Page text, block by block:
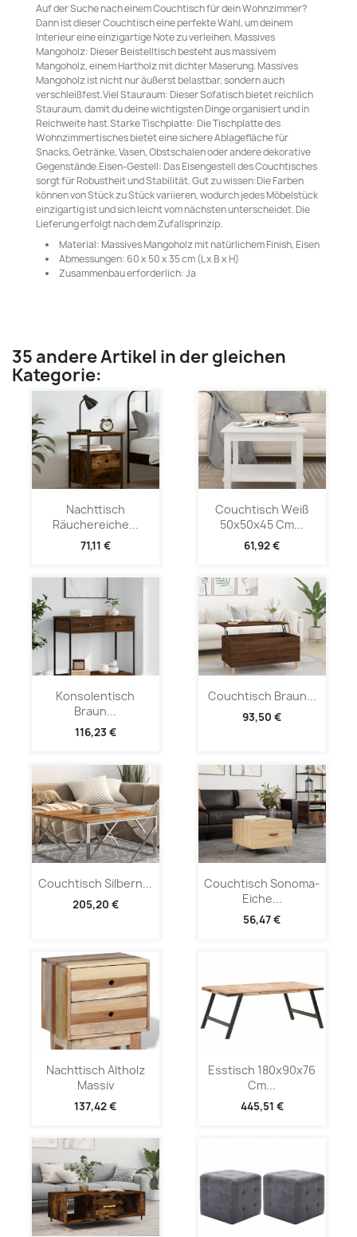
Auf der Suche nach einem Couchtisch für dein Wohnzimmer?
Dann ist dieser Couchtisch eine perfekte Wahl, um deinem
Interieur eine einzigartige Note zu verleihen. Massives
Mangoholz: Dieser Beistelltisch besteht aus massivem
Mangoholz, einem Hartholz mit dichter Maserung. Massives
Mangoholz ist nicht nur äußerst belastbar, sondern auch
verschleißfest.Viel Stauraum: Dieser Sofatisch bietet reichlich
Stauraum, damit du deine wichtigsten Dinge organisiert und in
Reichweite hast.Starke Tischplatte: Die Tischplatte des
Wohnzimmertisches bietet eine sichere Ablagefläche für
Snacks, Getränke, Vasen, Obstschalen oder andere dekorative
Gegenstände.Eisen-Gestell: Das Eisengestell des Couchtisches
sorgt für Robustheit und Stabilität. Gut zu wissen:Die Farben
können von Stück zu Stück variieren, wodurch jedes Möbelstück
einzigartig ist und sich leicht vom nächsten unterscheidet. Die
Lieferung erfolgt nach dem Zufallsprinzip.
Material: Massives Mangoholz mit natürlichem Finish, Eisen
Abmessungen: 60 x 50 x 35 cm (L x B x H)
Zusammenbau erforderlich: Ja
35 andere Artikel in der gleichen
Kategorie:
Nachttisch
Räuchereiche...
71,11 €
Couchtisch Weiß
50x50x45 Cm...
61,92 €
Konsolentisch
Braun...
116,23 €
Couchtisch Braun...
93,50 €
Couchtisch Silbern...
205,20 €
Couchtisch Sonoma-
Eiche...
56,47 €
Nachttisch Altholz
Massiv
137,42 €
Esstisch 180x90x76
Cm...
445,51 €